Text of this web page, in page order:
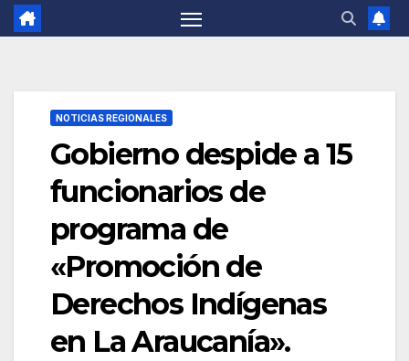
NOTICIAS REGIONALES
Gobierno despide a 15
funcionarios de
programa de
«Promoción de
Derechos Indígenas
en La Araucanía».